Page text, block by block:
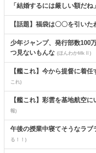
「結婚するには厳しい額だ
【話題】福袋は〇〇を引いた
少年ジャンプ、発行部数100
つ見ないもんな (ほんわかMkⅡ)
【艦これ】今から提督に着
これ)
【艦これ】彩雲を基地航空
報)
午後の授業中寝てそうなラブ
る！！)